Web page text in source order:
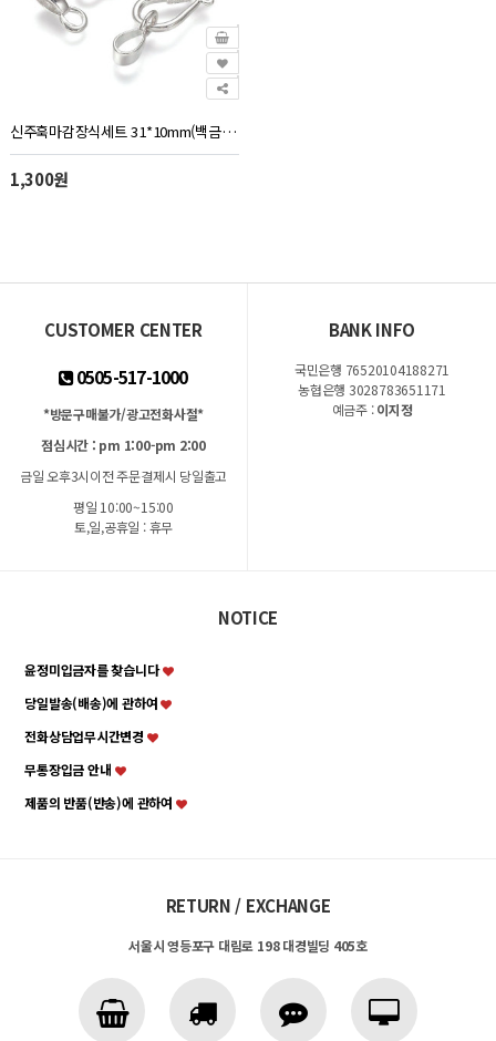
신주훅마감장식세트 31*10mm(백금도금) - 1개
1,300원
CUSTOMER CENTER
0505-517-1000
*방문구매불가/광고전화사절*
점심시간 : pm 1:00-pm 2:00
금일 오후3시이전 주문결제시 당일출고
평일 10:00~15:00
토,일,공휴일 : 휴무
BANK INFO
국민은행 76520104188271
농협은행 3028783651171
예금주 :이지정
NOTICE
윤정미입금자를 찾습니다
당일발송(배송)에 관하여
전화상담업무시간변경
무통장입금 안내
제품의 반품(반송)에 관하여
RETURN / EXCHANGE
서울시 영등포구 대림로 198 대경빌딩 405호